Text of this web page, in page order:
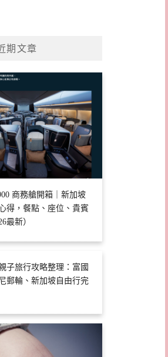
期文章
商務艙開箱｜新加坡
得，餐點、座位、貴賓
最新）
子旅行攻略整理：富國
郵輪、新加坡自由行完